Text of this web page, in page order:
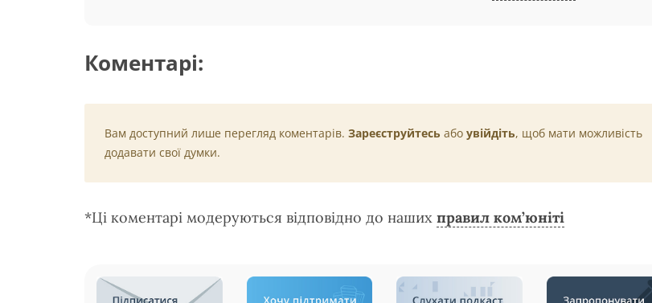
Коментарі:
Вам доступний лише перегляд коментарів. Зареєструйтесь або увійдіть, щоб мати можливість
додавати свої думки.
*Ці коментарі модеруються відповідно до наших правил ком’юніті